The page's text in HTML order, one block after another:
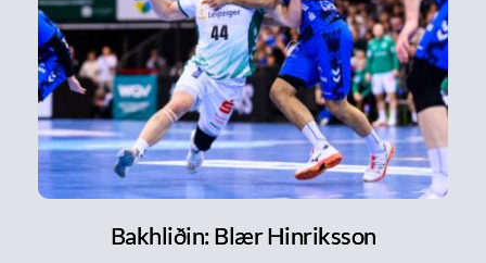
Bakhliðin: Blær Hinriksson